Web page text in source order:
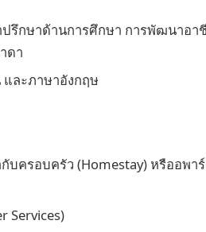
ปรึกษาด้านการศึกษา การพัฒนาอา
ดา
และภาษาอังกฤษ
บครอบครัว (Homestay) หรืออพา
Services)